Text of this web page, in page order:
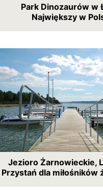
Park Dinozaurów w
Największy w
Jezioro Żarnowieckie,
Przystań dla miłośników